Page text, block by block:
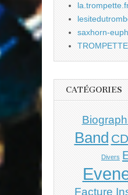
saxhorn-
CATÉGORIES
Band CD
Divers
Facture